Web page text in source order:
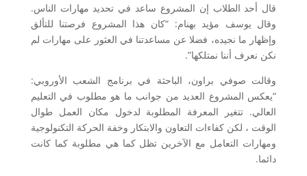
قال أحد الطلاب إن المشروع ساعد في تحديد مهارات الناس.
وقال يوسف مؤيد بهنام: “كان هذا المشروع فرصتنا للتألق
وإظهار ما نجيده، فضلا عن مساعدتنا في العثور على مهارات لم
نكن نعرف أننا نمتلكها”.
وقالت صوفي براون، الباحثة في برنامج الشعب الأوروبي:
“يعكس المشروع العديد من جوانب ما هو مطلوب في التعليم
العالي. تتغير المعرفة المطلوبة لدخول مكان العمل طوال
الوقت ، لكن كفاءات التعاون والابتكار وخفة الحركة التكنولوجية
ومهارات التعامل مع الآخرين تظل كما هي مطلوبة كما كانت
دائما.